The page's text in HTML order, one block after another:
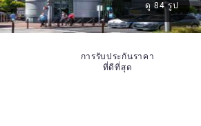
การรับประกันราคา
ที่ดีที่สุด
ดู 84 รูป